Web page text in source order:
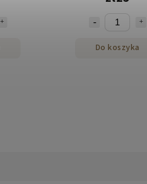
Do koszyka